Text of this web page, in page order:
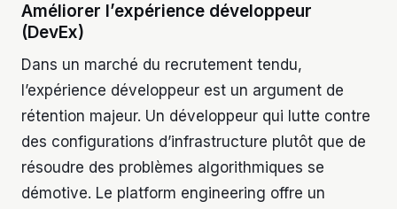
Améliorer l’expérience développeur
(DevEx)
Dans un marché du recrutement tendu,
l’expérience développeur est un argument de
rétention majeur. Un développeur qui lutte contre
des configurations d’infrastructure plutôt que de
résoudre des problèmes algorithmiques se
démotive. Le platform engineering offre un